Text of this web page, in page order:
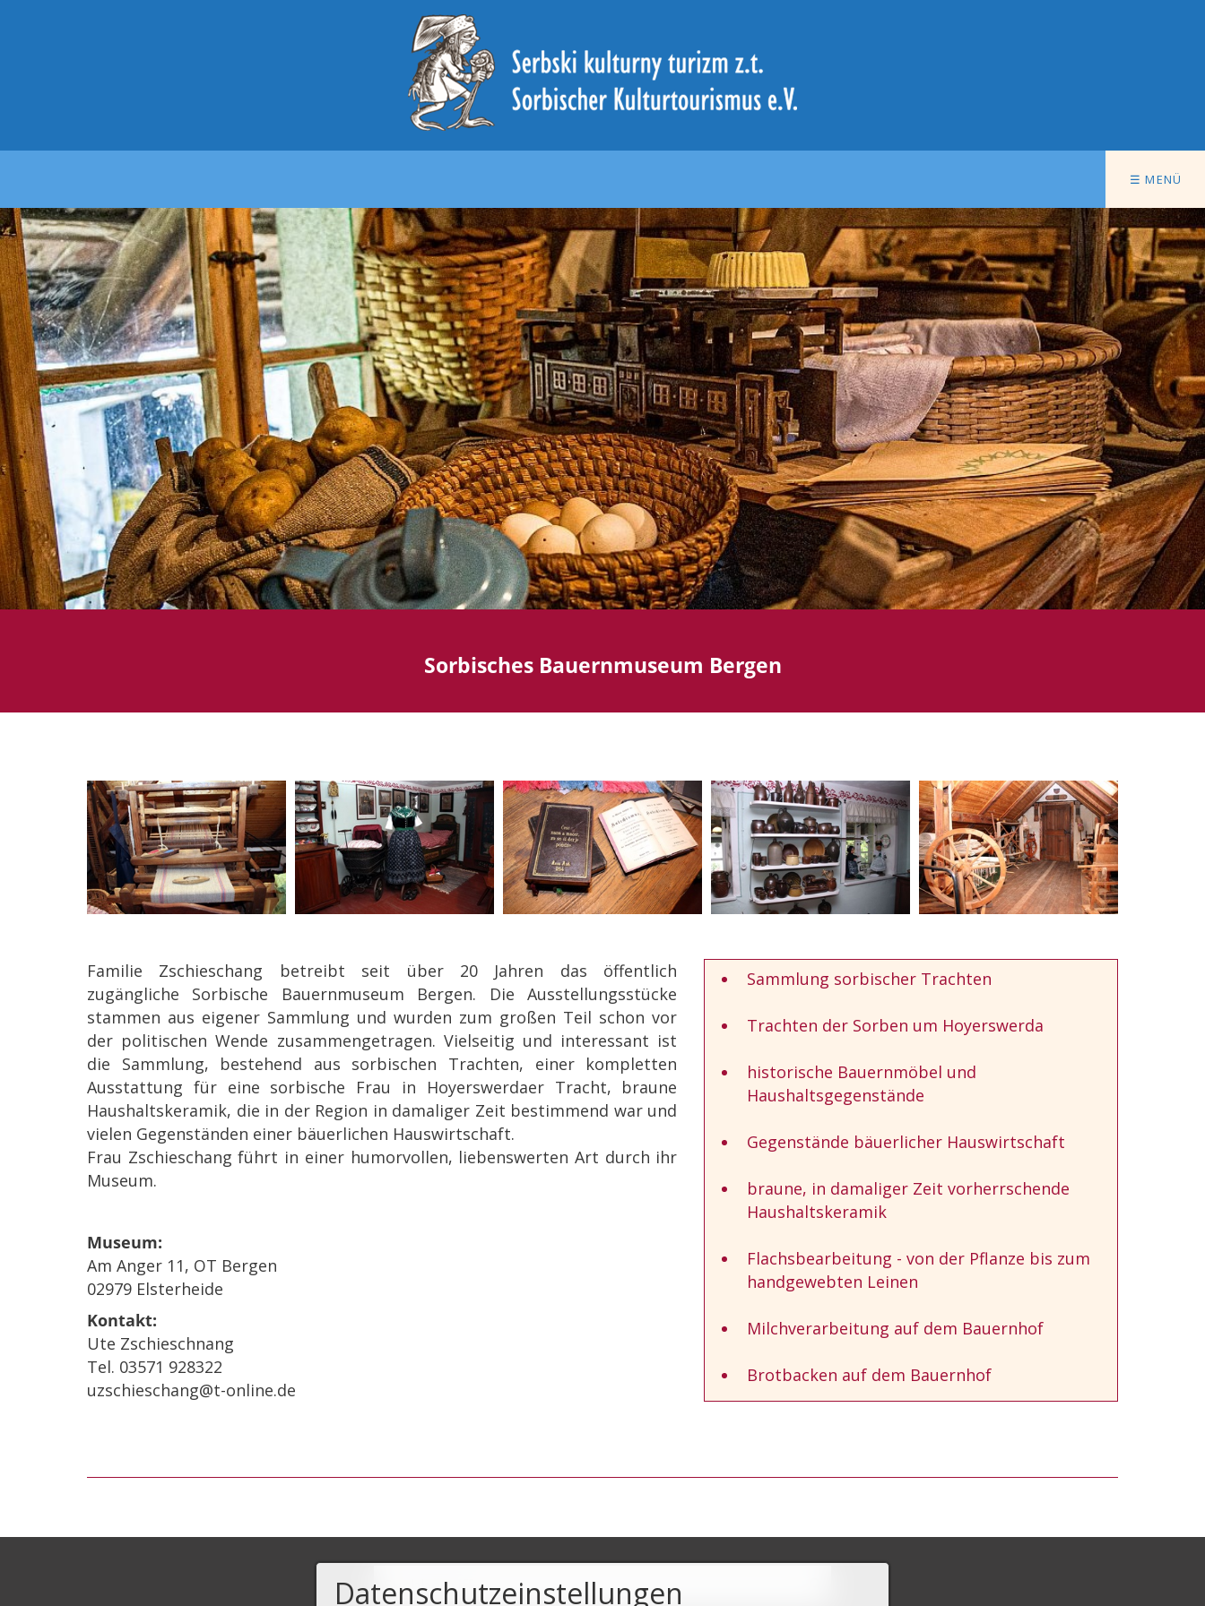
☰ MENÜ
Sorbisches Bauernmuseum Bergen
Familie Zschieschang betreibt seit über 20 Jahren das öffentlich
zugängliche Sorbische Bauernmuseum Bergen. Die Ausstellungsstücke
stammen aus eigener Sammlung und wurden zum großen Teil schon vor
der politischen Wende zusammengetragen. Vielseitig und interessant ist
die Sammlung, bestehend aus sorbischen Trachten, einer kompletten
Ausstattung für eine sorbische Frau in Hoyerswerdaer Tracht, braune
Haushaltskeramik, die in der Region in damaliger Zeit bestimmend war und
vielen Gegenständen einer bäuerlichen Hauswirtschaft.
Frau Zschieschang führt in einer humorvollen, liebenswerten Art durch ihr
Museum.
Museum:
Am Anger 11, OT Bergen
02979 Elsterheide
Kontakt:
Ute Zschieschnang
Tel. 03571 928322
uzschieschang@t-online.de
Sammlung sorbischer Trachten
Trachten der Sorben um Hoyerswerda
historische Bauernmöbel und
Haushaltsgegenstände
Gegenstände bäuerlicher Hauswirtschaft
braune, in damaliger Zeit vorherrschende
Haushaltskeramik
Flachsbearbeitung - von der Pflanze bis zum
handgewebten Leinen
Milchverarbeitung auf dem Bauernhof
Brotbacken auf dem Bauernhof
Datenschutzeinstellungen